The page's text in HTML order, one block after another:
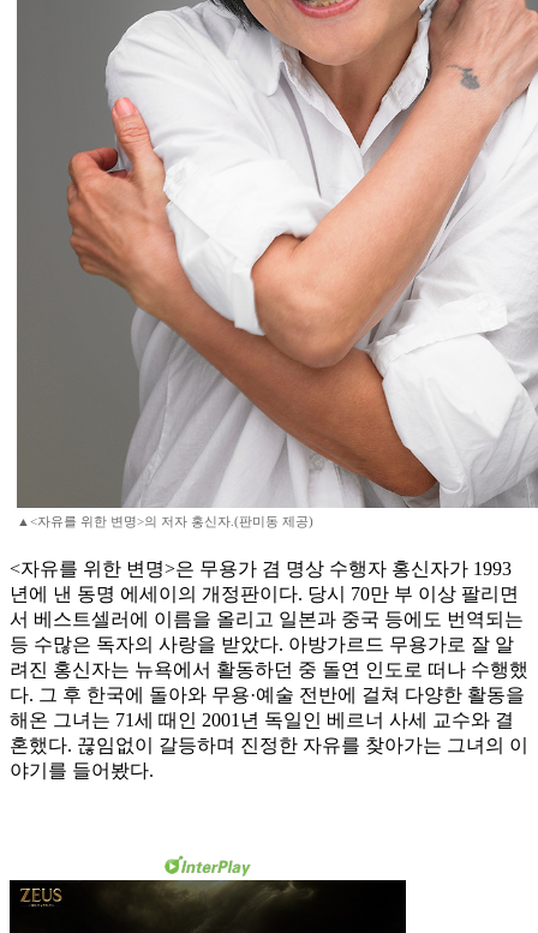
▲<자유를 위한 변명>의 저자 홍신자.(판미동 제공)
<자유를 위한 변명>은 무용가 겸 명상 수행자 홍신자가 1993
년에 낸 동명 에세이의 개정판이다. 당시 70만 부 이상 팔리면
서 베스트셀러에 이름을 올리고 일본과 중국 등에도 번역되는
등 수많은 독자의 사랑을 받았다. 아방가르드 무용가로 잘 알
려진 홍신자는 뉴욕에서 활동하던 중 돌연 인도로 떠나 수행했
다. 그 후 한국에 돌아와 무용·예술 전반에 걸쳐 다양한 활동을
해온 그녀는 71세 때인 2001년 독일인 베르너 사세 교수와 결
혼했다. 끊임없이 갈등하며 진정한 자유를 찾아가는 그녀의 이
야기를 들어봤다.